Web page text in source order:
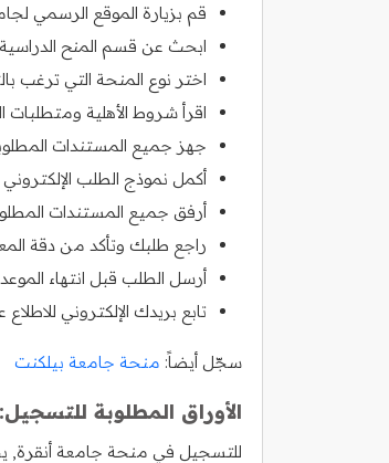
قم بزيارة الموقع الرسمي
ابحث عن قسم المنح
اختر نوع المنحة التي ترغب
اقرأ شروط الأهلية ومتطلبات
جهز جميع المستندات
أكمل نموذج الطلب الإلكتروني
أرفق جميع المستندات
راجع طلبك وتأكد من دقة
أرسل الطلب قبل انتهاء الموعد
تابع بريدك الإلكتروني
سجّل أيضاً: منحة جامعة بيلكنت
الأوراق المطلوبة للتسجيل:
للتسجيل في منحة جامعة أنقرة,